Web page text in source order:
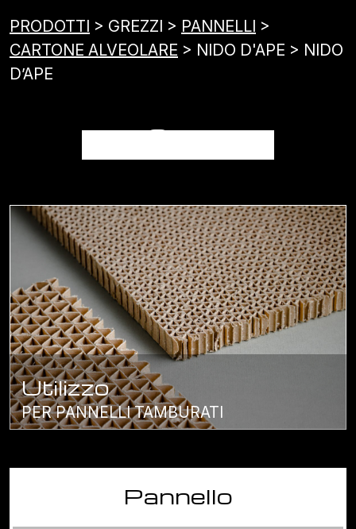
PRODOTTI > GREZZI > PANNELLI >
CARTONE ALVEOLARE > NIDO D'APE > NIDO
D’APE
NIDO D’APE
Utilizzo
PER PANNELLI TAMBURATI
Pannello